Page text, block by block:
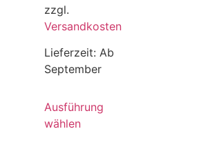
zzgl.
Versandkosten
Lieferzeit: Ab
September
Ausführung
wählen